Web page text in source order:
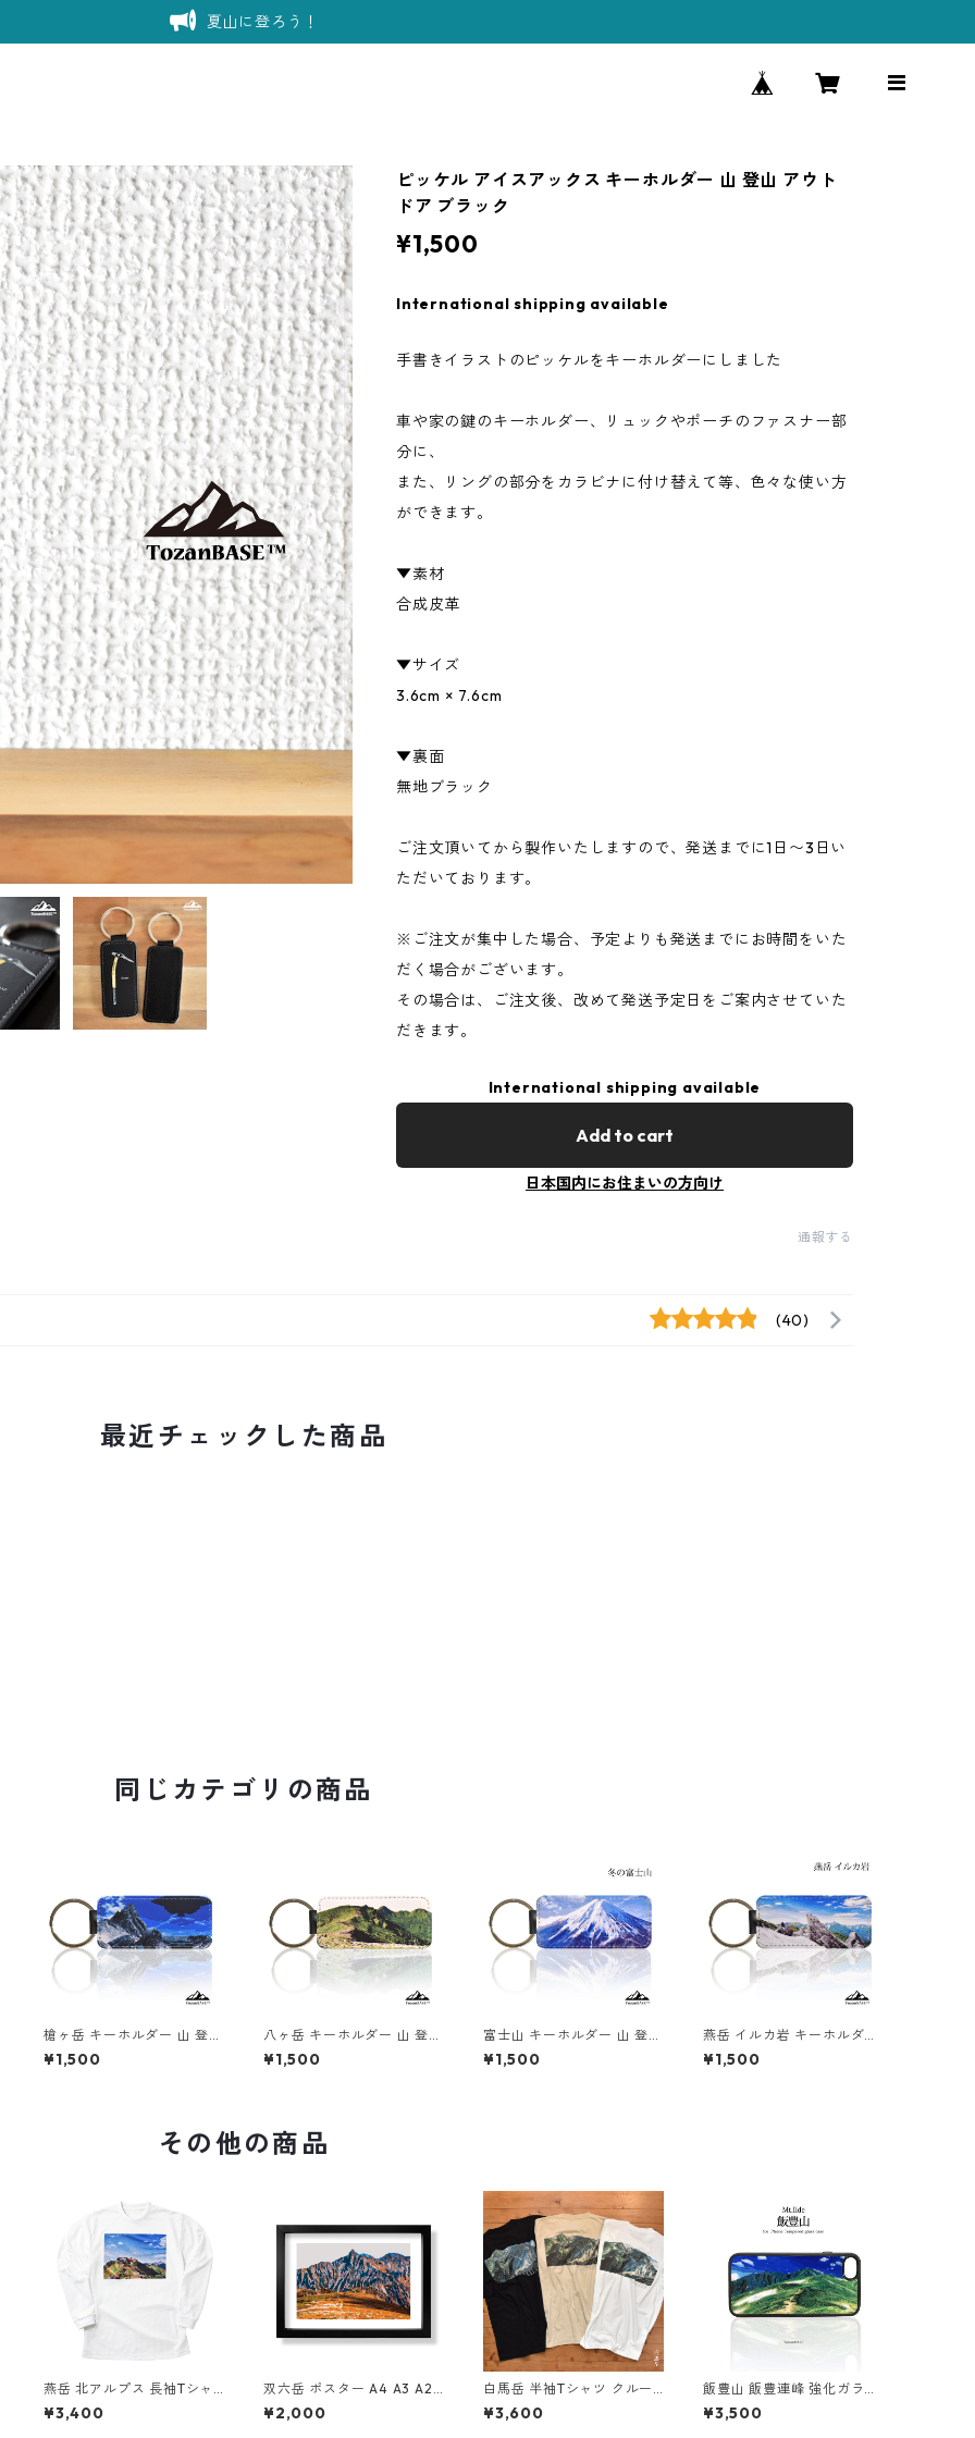
夏山に登ろう！
ピッケル アイスアックス キーホルダー 山 登山 アウト
ドア ブラック
¥1,500
International shipping available
手書きイラストのピッケルをキーホルダーにしました
車や家の鍵のキーホルダー、リュックやポーチのファスナー部
分に、
また、リングの部分をカラビナに付け替えて等、色々な使い方
ができます。
▼素材
合成皮革
▼サイズ
3.6cm × 7.6cm
▼裏面
無地ブラック
ご注文頂いてから製作いたしますので、発送までに1日〜3日い
ただいております。
※ご注文が集中した場合、予定よりも発送までにお時間をいた
だく場合がございます。
その場合は、ご注文後、改めて発送予定日をご案内させていた
だきます。
International shipping available
Add to cart
日本国内にお住まいの方向け
通報する
(40)
最近チェックした商品
同じカテゴリの商品
槍ヶ岳 キーホルダー 山 登山
アウトドア 北アルプス
¥1,500
八ヶ岳 キーホルダー 山 登山
アウトドア 南八ヶ岳 硫黄岳
¥1,500
富士山 キーホルダー 山 登山
アウトドア 冬 雪
¥1,500
燕岳 イルカ岩 キーホルダー
山 登山 アウトドア
¥1,500
その他の商品
燕岳 北アルプス 長袖Tシャ
ツ ホワイト ドライ 吸水速乾
山 登山 山Tシャツ 山のイラ
¥3,400
双六岳 ポスター A4 A3 A2
A1 イラスト 山 登山 アウト
ドア フレームなし
¥2,000
白馬岳 半袖Tシャツ クルー
ネック 北アルプス プリント
メンズ レディース ユニセッ
¥3,600
飯豊山 飯豊連峰 強化ガラス
iphone スマホケース スマホ
カバー登山 山 アウトドア 自
¥3,500